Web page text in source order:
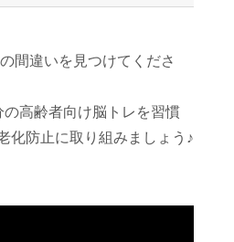
間違いを見つけてくださ
高齢者向け脳トレを習慣
化防止に取り組みましょう♪